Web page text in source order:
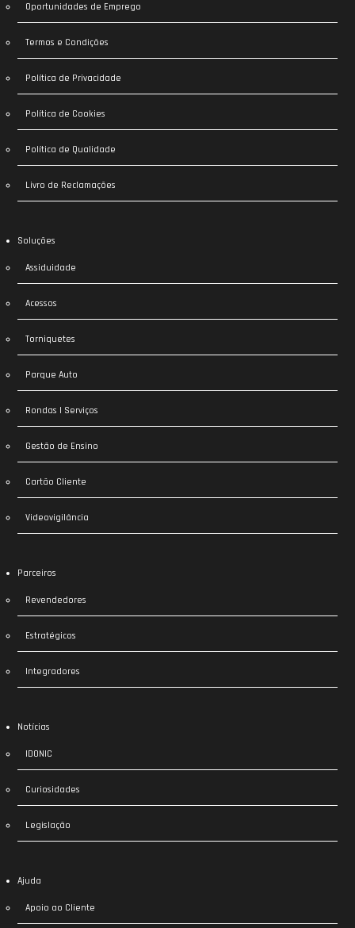
Oportunidades de Emprego
Termos e Condições
Política de Privacidade
Política de Cookies
Política de Qualidade
Livro de Reclamações
Soluções
Assiduidade
Acessos
Torniquetes
Parque Auto
Rondas | Serviços
Gestão de Ensino
Cartão Cliente
Videovigilância
Parceiros
Revendedores
Estratégicos
Integradores
Notícias
IDONIC
Curiosidades
Legislação
Ajuda
Apoio ao Cliente